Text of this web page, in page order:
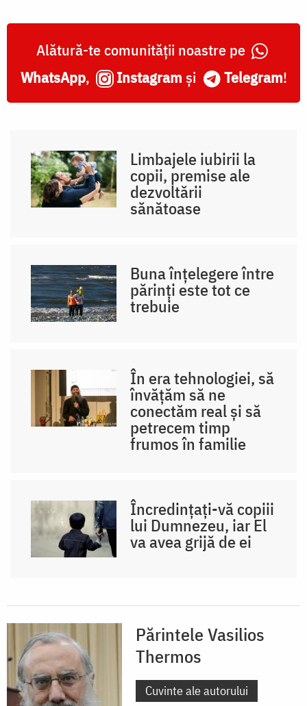
Alătură-te comunității noastre pe
WhatsApp, Instagram și Telegram!
Limbajele iubirii la
copii, premise ale
dezvoltării
sănătoase
Buna înțelegere între
părinți este tot ce
trebuie
În era tehnologiei, să
învățăm să ne
conectăm real și să
petrecem timp
frumos în familie
Încredințați-vă copiii
lui Dumnezeu, iar El
va avea grijă de ei
Părintele Vasilios
Thermos
Cuvinte ale autorului